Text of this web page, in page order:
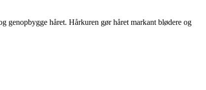
genopbygge håret. Hårkuren gør håret markant blødere og